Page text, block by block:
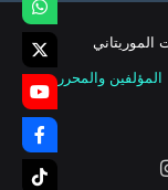
المؤلفين والمحررين
انستقرام